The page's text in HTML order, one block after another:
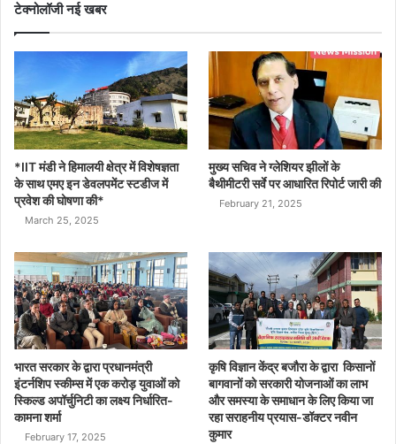
टेक्नोलॉजी नई खबर
*IIT मंडी ने हिमालयी क्षेत्र में विशेषज्ञता
के साथ एमए इन डेवलपमेंट स्टडीज में
प्रवेश की घोषणा की*
March 25, 2025
मुख्य सचिव ने ग्लेशियर झीलों के
बैथीमीटरी सर्वे पर आधारित रिपोर्ट जारी की
February 21, 2025
भारत सरकार के द्वारा प्रधानमंत्री
इंटर्नशिप स्कीम्स में एक करोड़ युवाओं को
स्किल्ड अपॉर्चुनिटी का लक्ष्य निर्धारित-
कामना शर्मा
February 17, 2025
कृषि विज्ञान केंद्र बजौरा के द्वारा किसानों
बागवानों को सरकारी योजनाओं का लाभ
और समस्या के समाधान के लिए किया जा
रहा सराहनीय प्रयास-डॉक्टर नवीन
कुमार